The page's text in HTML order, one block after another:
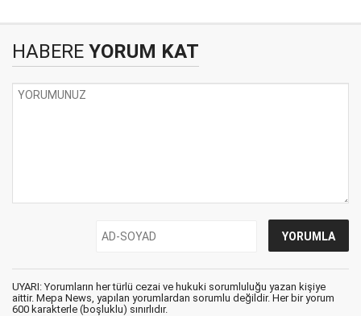
HABERE YORUM KAT
UYARI: Yorumların her türlü cezai ve hukuki sorumluluğu yazan kişiye
aittir. Mepa News, yapılan yorumlardan sorumlu değildir. Her bir yorum
600 karakterle (boşluklu) sınırlıdır.